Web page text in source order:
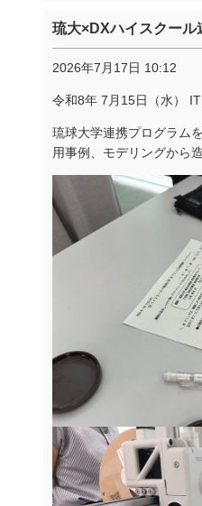
琉大×DXハイスクール
2026年7月17日 10:12
令和8年 7月15日（水）
琉球大学連携プログラムを
用事例、モデリングから